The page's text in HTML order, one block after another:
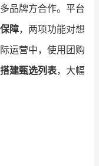
品牌方合作。平台
障，两项功能对想
运营中，使用团购
建甄选列表，大幅